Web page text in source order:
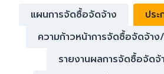
แผนการจัดซื้อจัดจ้าง
ปร
ความก้าวหน้าการจัดซื้อจัดจ้า
รายงานผลการจัดซื้อจัดจ้